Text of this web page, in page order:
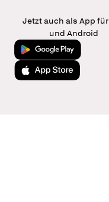
Jetzt auch als App
und Android
Jetzt bei Google Play
Laden im App Store